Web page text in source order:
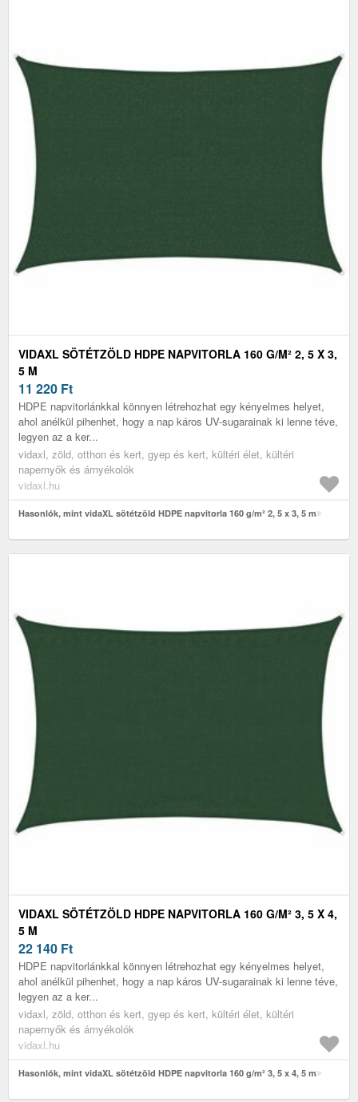
VIDAXL SÖTÉTZÖLD HDPE NAPVITORLA 160 G/M² 2, 5 X 3,
5 M
11 220 Ft
HDPE napvitorlánkkal könnyen létrehozhat egy kényelmes helyet,
ahol anélkül pihenhet, hogy a nap káros UV-sugarainak ki lenne téve,
legyen az a ker...
vidaxl, zöld, otthon és kert, gyep és kert, kültéri élet, kültéri
napernyők és árnyékolók
vidaxl.hu
Hasonlók, mint vidaXL sötétzöld HDPE napvitorla 160 g/m² 2, 5 x 3, 5 m
VIDAXL SÖTÉTZÖLD HDPE NAPVITORLA 160 G/M² 3, 5 X 4,
5 M
22 140 Ft
HDPE napvitorlánkkal könnyen létrehozhat egy kényelmes helyet,
ahol anélkül pihenhet, hogy a nap káros UV-sugarainak ki lenne téve,
legyen az a ker...
vidaxl, zöld, otthon és kert, gyep és kert, kültéri élet, kültéri
napernyők és árnyékolók
vidaxl.hu
Hasonlók, mint vidaXL sötétzöld HDPE napvitorla 160 g/m² 3, 5 x 4, 5 m